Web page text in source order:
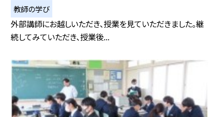
教師の学び
外部講師にお越しいただき、授業を見ていただきました。継
続してみていただき、授業後...